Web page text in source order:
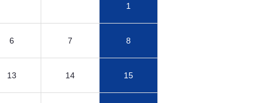
1
6 7 8
13 14 15